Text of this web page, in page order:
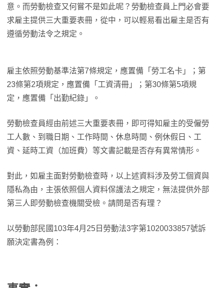
意。而勞動檢查又何嘗不是如此呢？勞動檢查員上門必會要
求雇主提供三大重要表冊，從中，可以輕易看出雇主是否有
遵循勞動法令之規定。
雇主依照勞動基準法第7條規定，應置備「勞工名卡」；第
23條第2項規定，應置備「工資清冊」；第30條第5項規
定，應置備「出勤紀錄」。
勞動檢查員經由前述三大重要表冊，即可得知雇主的受僱勞
工人數、到職日期、工作時間、休息時間、例休假日、工
資、延時工資（加班費）等文書記載是否存有異常情形。
對此，如雇主面對勞動檢查時，以上述資料涉及勞工個資與
隱私為由，主張依照個人資料保護法之規定，無法提供外部
第三人即勞動檢查機關受檢。請問是否有理？
以勞動部民國103年4月25日勞動法3字第1020033857號訴
願決定書為例：